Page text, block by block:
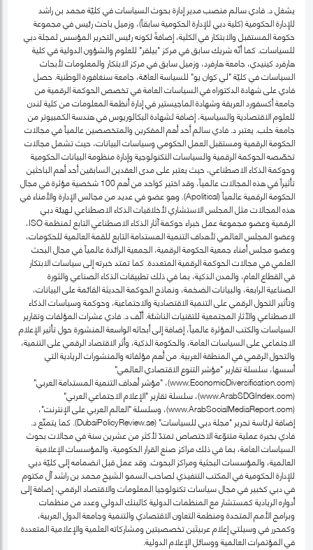
يشغل د. فادي سالم منصب مدير إدارة بحوث السياسات في كليّة محمد بن راشد
للإدارة الحكومية (كلية دبي للإدارة الحكومية سابقاً)، وزميل باحث رئيس في مجموعة
حكومة المستقبل والابتكار في الكلية، إضافةً لكونه رئيس التحرير المؤسس لمجلة دبي
للسياسات. كما أنّه شريك سابق في مركز "بيلفر" للعلوم والشؤون الدولية في كلية
هارفرد كينيدي، جامعة هارفرد، وزميل سابق في مركز الابتكار والمعلومات لأبحاث
السياسات في كليّة "لي كوان يو" للسياسة العامّة، جامعة سنغافورة الوطنية. حصل
فادي على شهادة الدكتوراه في السياسات العامة في تخصص الحوكمة الرقمية من
جامعة أكسفورد العريقة وشهادة الماجيستير في إدارة أنظمة المعلومات من كلية لندن
للعلوم الاقتصادية والسياسية، إضافة لشهادة البكالوريوس في هندسة الكمبيوتر من
جامعة حلب. يعتبر د. فادي سالم أحد أهم المفكرين والمتخصصين عالمياً في مجالات
الحكومة الرقمية ومستقبل العمل الحكومي وسياسات البيانات، حيث تشمل مجالات
تخصّصه الحوكمة الرقمية والسياسات التكنولوجية وإدارة منظومة البيانات الحكومية
وحوكمة الذكاء الاصطناعي، حيث يعتبر على مدى العقدين السابقين أحد أهم الباحثين
تأثيراً في هذه المجالات عالمياً، وقد اختير كواحد من أهم 100 شخصية مؤثرة في مجال
الحكومة الرقمية عالمياً (Apolitical). وهو عضو في عديد من مجالس الإدارة والأمناء في
هذه المجالات مثل المجلس الاستشاري لأخلاقيات الذكاء الاصطناعي لـهيئة دبي
الرقمية وعضو مجموعة عمل خبراء حوكمة آثار الذكاء الاصطناعي التابع لمنظمة ISO،
وعضو المجلس العالمي لأهداف التنمية المستدامة التابع للقمة العالمية للحكومات،
وعضو مجلس أمناء جمعية الحكومة الرقمية، الجمعية الرائدة عالمياً في مجال البحث
العلمي في مجالات الحوكمة الرقمية المتعددة. كما تمتد خبرته إلى سياسات الابتكار
في القطاع العام، والمدن الذكية، بما في ذلك تطبيقات الذكاء الصناعي والثورة
الصناعية الرابعة، والبيانات الضخمة، ونماذج الحوكمة الحديثة القائمة على البيانات،
وتأثير التحول الرقمي على التنمية الاقتصادية والاجتماعية، وحوكمة وسياسات الذكاء
الاصطناعي والآثار المجتمعية للتقنيات الناشئة. ألّف د. فادي عشرات المؤلفات وتقارير
السياسات والكتب المؤثرة عالمياً، إضافة إلى أبحاثه الواسعة المنشورة حول تأثير الإعلام
الاجتماعي على السياسات العامة، والحكومة الذكية، وأثر الاقتصاد الرقمي على التنمية،
والتحول الرقمي في المنطقة العربية. من أهم مؤلفاته والمنشورات الريادية التي
أسسها، سلسلة تقارير "مؤشر التنوع الاقتصادي العالمي"
(www.EconomicDiversification.com)، "مؤشر أهداف التنمية المستدامة العربي"
(www.ArabSDGIndex.com)، سلسلة تقارير "الإعلام الاجتماعي العربي"
(www.ArabSocialMediaReport.com)، وسلسلة "العالم العربي على الإنترنت"،
إضافة لرئاسة تحرير "مجلة دبي للسياسات" (DubaiPolicyReview.ae). كما يتمتّع د.
فادي بخبرة عملية متنوّعة الاختصاص تمتدّ لأكثر من عشرين سنة في مجالات بحوث
السياسات العامة، بما في ذلك مراكز صنع القرار الحكومية، والمؤسسات الإعلامية
العالمية، والمؤسسات البحثية ومراكز البحوث. وقد عمل قبل انضمامه إلى كليّة دبي
للإدارة الحكومية في المكتب التنفيذي لصاحب السمو الشيخ محمد بن راشد آل مكتوم
في دبي كخبير في مجال سياسات تكنولوجيا المعلومات والاقتصاد الرقمي، إضافة إلى
أدواره الريادية كمستشار مع المنظمات الدولية كالبنك الدولي وعدد من منظمات
وبرامج الأمم المتحدة ومنظمة التعاون الاقتصادي والتنمية وجامعة الدول العربية،
وكمحرر في وسيلتي إعلام عربيتَين تخصصيتين ومشاركاته العلمية والإعلامية المتعددة
في المؤتمرات العالمية ووسائل الإعلام الدولية.